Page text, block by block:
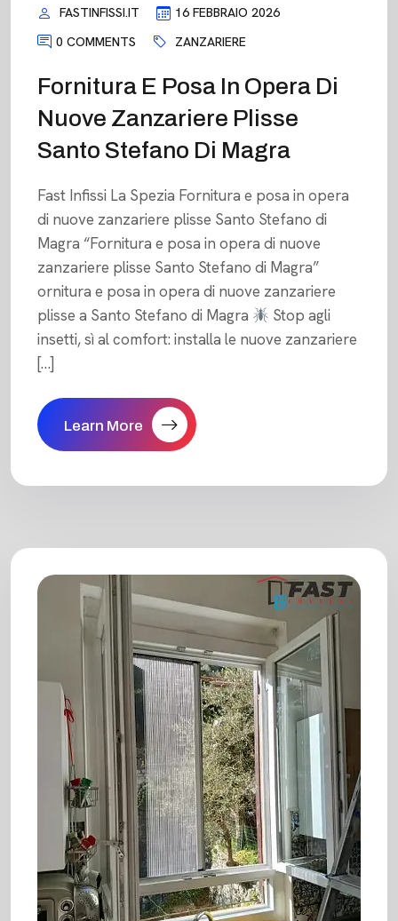
FASTINFISSI.IT
16 FEBBRAIO 2026
0 COMMENTS
ZANZARIERE
Fornitura E Posa In Opera Di
Nuove Zanzariere Plisse
Santo Stefano Di Magra
Fast Infissi La Spezia Fornitura e posa in opera
di nuove zanzariere plisse Santo Stefano di
Magra “Fornitura e posa in opera di nuove
zanzariere plisse Santo Stefano di Magra”
ornitura e posa in opera di nuove zanzariere
plisse a Santo Stefano di Magra
Stop agli
insetti, sì al comfort: installa le nuove zanzariere
[…]
Learn More